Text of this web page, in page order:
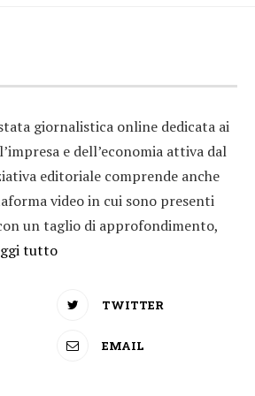
giornalistica online dedicata ai
e dell’economia attiva dal
editoriale comprende anche
video in cui sono presenti
un taglio di approfondimento,
tutto
TWITTER
EMAIL